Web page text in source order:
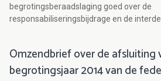
begrotingsberaadslaging goed over de
responsabiliseringsbijdrage en de
Omzendbrief over de afsluiting
begrotingsjaar 2014 van de